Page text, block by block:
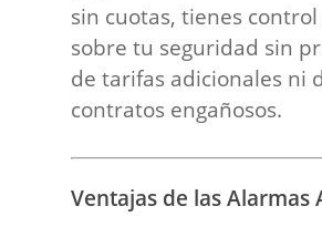
sin cuotas, tienes
sobre tu seguridad sin
de tarifas adicionales ni
contratos engañosos.
Ventajas de las Alarmas